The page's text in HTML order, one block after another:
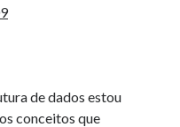
D
de dados estou
conceitos que